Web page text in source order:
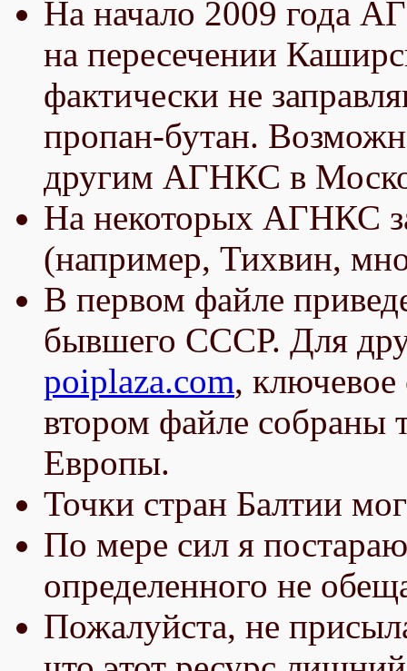
На начало 2009 года
на пересечении
фактически не
пропан-бутан.
другим АГНКС в
На некоторых АГНКС
(например, Тихвин,
В первом файле
бывшего СССР. Для
poiplaza.com,
втором файле собраны
Европы.
Точки стран Балтии
По мере сил я
определенного не
Пожалуйста, не